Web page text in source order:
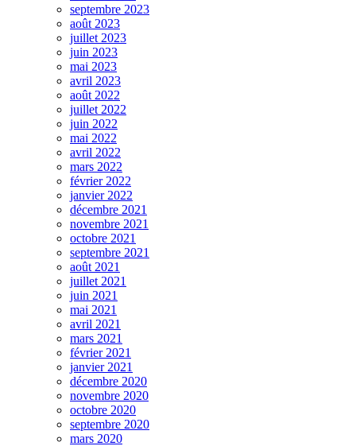
septembre 2023
août 2023
juillet 2023
juin 2023
mai 2023
avril 2023
août 2022
juillet 2022
juin 2022
mai 2022
avril 2022
mars 2022
février 2022
janvier 2022
décembre 2021
novembre 2021
octobre 2021
septembre 2021
août 2021
juillet 2021
juin 2021
mai 2021
avril 2021
mars 2021
février 2021
janvier 2021
décembre 2020
novembre 2020
octobre 2020
septembre 2020
mars 2020